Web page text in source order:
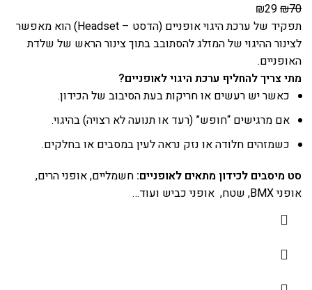
₪70
₪29
תפקיד של ערכת היגוי אופניים (הדסט – Headset) הוא מאפשר
לצינור ההיגוי של המזלג להסתובב בתוך צינור הראש של שלדת
האופניים.
מתי צריך להחליף ערכת היגוי לאופניים?
כאשר יש רעשים או חריקות בעת הסיבוב של הכידון.
אם מרגישים “חופש” (רעד או תנועה לא רצויה) בהיגוי.
כשמזהים חלודה או נזק נראה לעין במסבים או בחלקים.
סט מיסבים לכידון מתאים לאופניים: חשמליים, אופני הרים,
אופני BMX, שטח, אופני כביש ועוד…